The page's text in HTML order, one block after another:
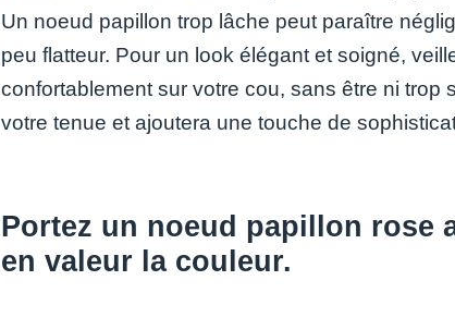
Un noeud papillon trop lâche peut paraître
peu flatteur. Pour un look élégant et soigné,
confortablement sur votre cou, sans être ni trop
votre tenue et ajoutera une touche de
Portez un noeud papillon rose
en valeur la couleur.